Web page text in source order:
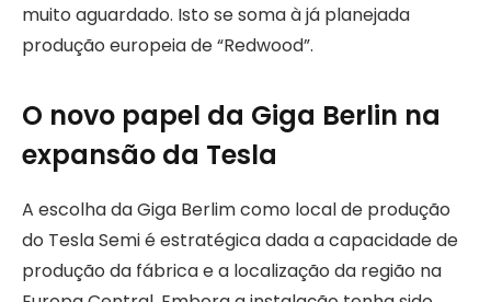
muito aguardado. Isto se soma à já planejada
produção europeia de “Redwood”.
O novo papel da Giga Berlin na
expansão da Tesla
A escolha da Giga Berlim como local de produção
do Tesla Semi é estratégica dada a capacidade de
produção da fábrica e a localização da região na